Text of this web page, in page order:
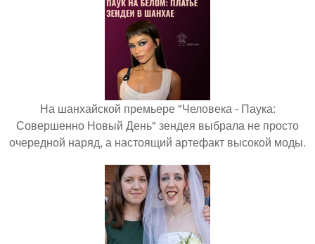
На шанхайской премьере "Человека - Паука:
Совершенно Новый День" зендея выбрала не просто
очередной наряд, а настоящий артефакт высокой моды.